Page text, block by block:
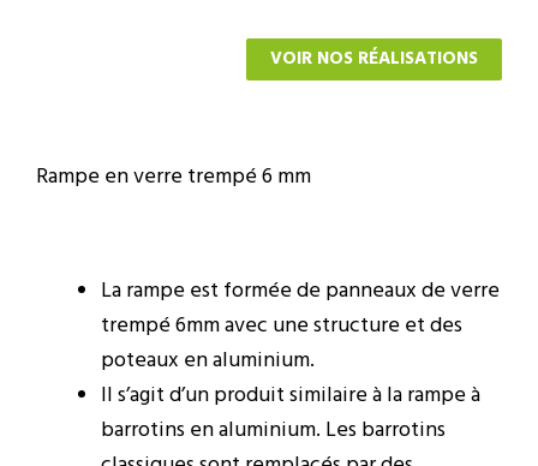
VOIR NOS RÉALISATIONS
Rampe en verre trempé 6 mm
La rampe est formée de panneaux de verre
trempé 6mm avec une structure et des
poteaux en aluminium.
Il s’agit d’un produit similaire à la rampe à
barrotins en aluminium. Les barrotins